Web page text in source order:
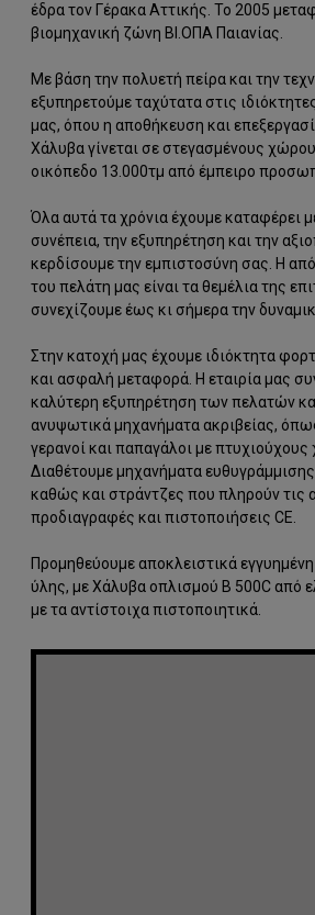
έδρα τον Γέρακα Αττικής. Το 2005
βιομηχανική ζώνη ΒΙ.ΟΠΑ Παιανίας.
Με βάση την πολυετή πείρα και την
εξυπηρετούμε ταχύτατα στις
μας, όπου η αποθήκευση και
Χάλυβα γίνεται σε στεγασμένους
οικόπεδο 13.000τμ από έμπειρο
Όλα αυτά τα χρόνια έχουμε καταφέρει
συνέπεια, την εξυπηρέτηση και την
κερδίσουμε την εμπιστοσύνη σας. Η
του πελάτη μας είναι τα θεμέλια της
συνεχίζουμε έως κι σήμερα την
Στην κατοχή μας έχουμε ιδιόκτητα
και ασφαλή μεταφορά. Η εταιρία μας
καλύτερη εξυπηρέτηση των πελατών
ανυψωτικά μηχανήματα ακριβείας,
γερανοί και παπαγάλοι με πτυχιούχους
Διαθέτουμε μηχανήματα
καθώς και στράντζες που πληρούν τις
προδιαγραφές και πιστοποιήσεις CE.
Προμηθεύουμε αποκλειστικά
ύλης, με Χάλυβα οπλισμού B 500C από
με τα αντίστοιχα πιστοποιητικά.